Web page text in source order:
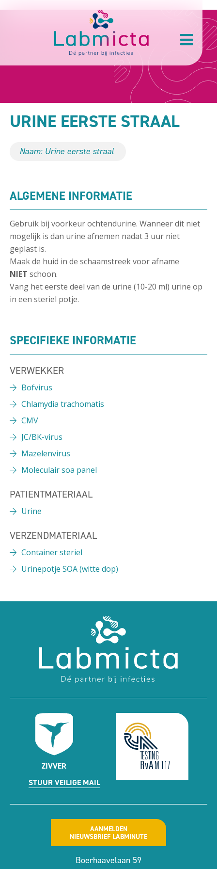
URINE EERSTE STRAAL
Naam: Urine eerste straal
ALGEMENE INFORMATIE
Gebruik bij voorkeur ochtendurine. Wanneer dit niet
mogelijk is dan urine afnemen nadat 3 uur niet
geplast is.
Maak de huid in de schaamstreek voor afname
NIET schoon.
Vang het eerste deel van de urine (10-20 ml) urine op
in een steriel potje.
SPECIFIEKE INFORMATIE
VERWEKKER
Bofvirus
Chlamydia trachomatis
CMV
JC/BK-virus
Mazelenvirus
Moleculair soa panel
PATIENTMATERIAAL
Urine
VERZENDMATERIAAL
Container steriel
Urinepotje SOA (witte dop)
ZIVVER
STUUR VEILIGE MAIL
AANMELDEN
NIEUWSBRIEF LABMINUTE
Boerhaavelaan 59